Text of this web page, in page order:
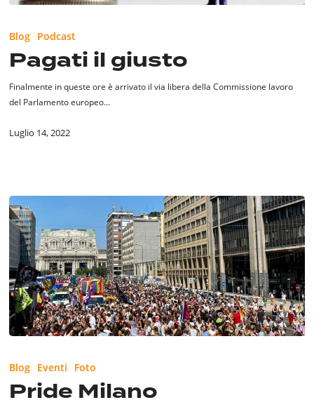
giusto
Blog Podcast
Pagati il giusto
Finalmente in queste ore è arrivato il via libera della Commissione lavoro
del Parlamento europeo…
Luglio 14, 2022
Blog Eventi Foto
Pride Milano